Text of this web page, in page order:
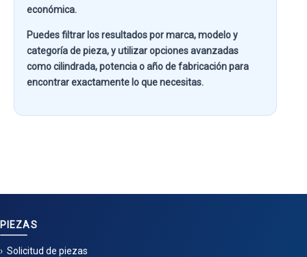
económica.
Puedes filtrar los resultados pormarca, modelo y
categoría de pieza, y utilizar opciones avanzadas
comocilindrada, potencia o año de fabricaciónpara
encontrar exactamente lo que necesitas.
PIEZAS
Solicitud de piezas